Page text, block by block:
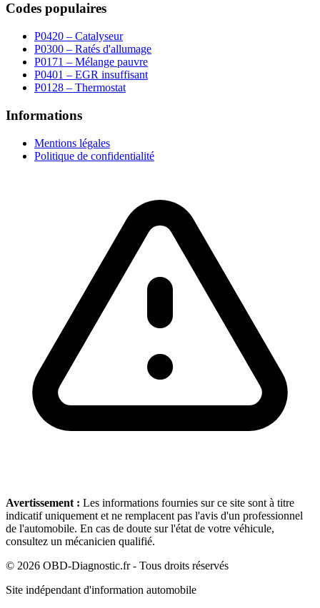
Codes populaires
P0420 – Catalyseur
P0300 – Ratés d'allumage
P0171 – Mélange pauvre
P0401 – EGR insuffisant
P0128 – Thermostat
Informations
Mentions légales
Politique de confidentialité
Avertissement : Les informations fournies sur ce site sont à titre
indicatif uniquement et ne remplacent pas l'avis d'un professionnel
de l'automobile. En cas de doute sur l'état de votre véhicule,
consultez un mécanicien qualifié.
© 2026 OBD-Diagnostic.fr - Tous droits réservés
Site indépendant d'information automobile